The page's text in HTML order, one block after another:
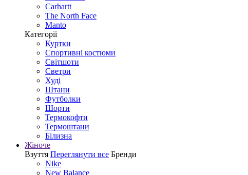
Carhartt
The North Face
Manto
Категорії
Куртки
Спортивні костюми
Світшоти
Светри
Худі
Штани
Футболки
Шорти
Термокофти
Термоштани
Білизна
Жіноче
Взуття Переглянути все Бренди
Nike
New Balance